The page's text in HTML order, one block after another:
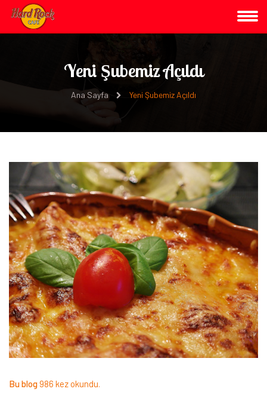
Yeni Şubemiz Açıldı
Ana Sayfa Yeni Şubemiz Açıldı
Bu blog986 kez okundu.